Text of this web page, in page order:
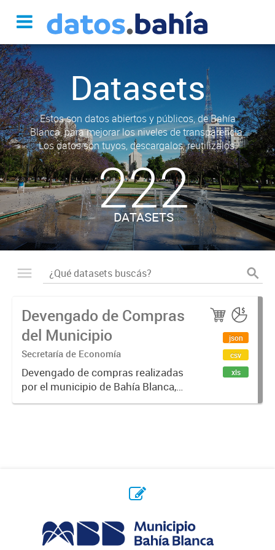
Datasets
Estos son datos abiertos y públicos, de Bahía
Blanca, para mejorar los niveles de transparencia.
Los datos son tuyos, descargalos, reutilizalos.
222
DATASETS
Devengado de Compras
del Municipio
Secretaría de Economía
Devengado de compras realizadas
por el municipio de Bahía Blanca,
por año y proveedor. Un monto
json
csv
xls